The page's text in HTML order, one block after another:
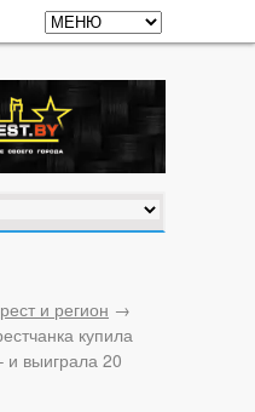
и регион →
купила
выиграла 20